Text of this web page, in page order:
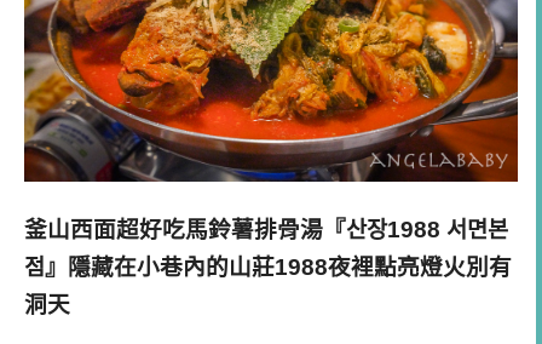
釜山西面超好吃馬鈴薯排骨湯『산장1988 서면본
점』隱藏在小巷內的山莊1988夜裡點亮燈火別有
洞天